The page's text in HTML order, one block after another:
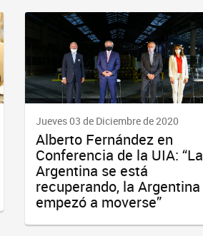
Jueves 03 de Diciembre de 2020
Alberto Fernández en
Conferencia de la UIA: “La
Argentina se está
recuperando, la Argentina
empezó a moverse”